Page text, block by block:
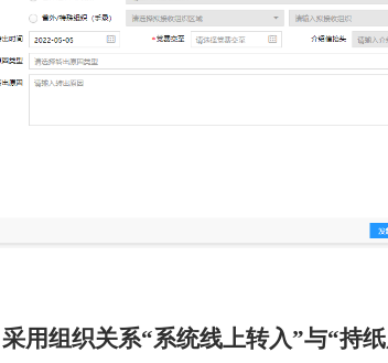
采用组织关系“系统线上转入”与“持